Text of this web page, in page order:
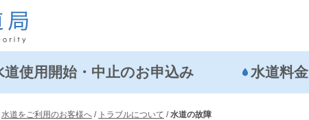
道使用開始・中止のお申込み 水道料金
水道をご利用のお客様へ / トラブルについて /水道の故障